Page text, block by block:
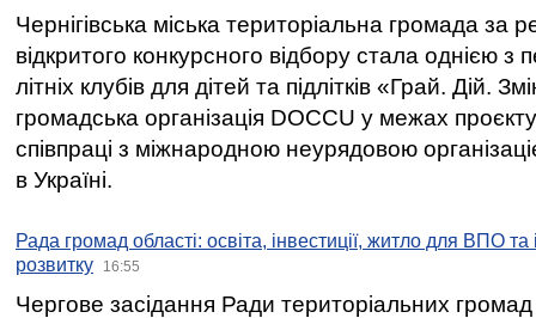
Чернігівська міська територіальна громада за
відкритого конкурсного відбору стала однією
літніх клубів для дітей та підлітків «Грай. Дій.
громадська організація DOCCU у межах
співпраці з міжнародною неурядовою
в Україні.
Рада громад області: освіта, інвестиції, житло для ВПО
розвитку
16:55
Чергове засідання Ради територіальних громад